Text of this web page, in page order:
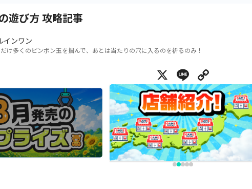
遊び方 攻略記事
インワン
け多くのピンポン玉を掴んで、あとは当たりの穴に入るのを祈るのみ！
X Line